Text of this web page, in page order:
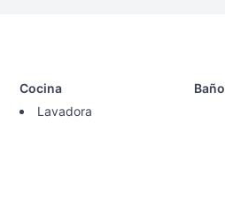
Cocina
Lavadora
Baño